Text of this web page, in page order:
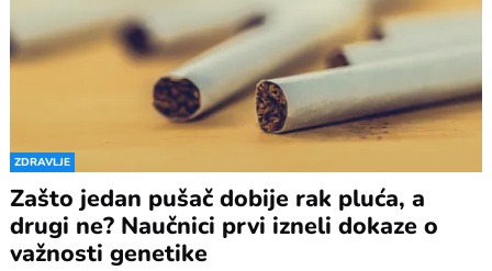
ZDRAVLJE
Zašto jedan pušač dobije rak pluća, a
drugi ne? Naučnici prvi izneli dokaze o
važnosti genetike